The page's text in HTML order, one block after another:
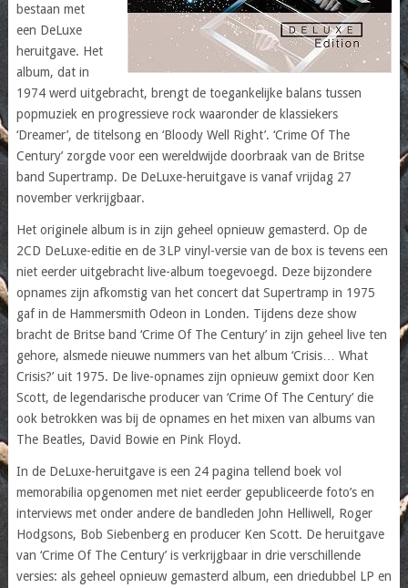
bestaan met
een DeLuxe
heruitgave. Het
album, dat in
1974 werd uitgebracht, brengt de toegankelijke balans tussen
popmuziek en progressieve rock waaronder de klassiekers
‘Dreamer’, de titelsong en ‘Bloody Well Right’. ‘Crime Of The
Century’ zorgde voor een wereldwijde doorbraak van de Britse
band Supertramp. De DeLuxe-heruitgave is vanaf vrijdag 27
november verkrijgbaar.
Het originele album is in zijn geheel opnieuw gemasterd. Op de
2CD DeLuxe-editie en de 3LP vinyl-versie van de box is tevens een
niet eerder uitgebracht live-album toegevoegd. Deze bijzondere
opnames zijn afkomstig van het concert dat Supertramp in 1975
gaf in de Hammersmith Odeon in Londen. Tijdens deze show
bracht de Britse band ‘Crime Of The Century’ in zijn geheel live ten
gehore, alsmede nieuwe nummers van het album ‘Crisis… What
Crisis?’ uit 1975. De live-opnames zijn opnieuw gemixt door Ken
Scott, de legendarische producer van ‘Crime Of The Century’ die
ook betrokken was bij de opnames en het mixen van albums van
The Beatles, David Bowie en Pink Floyd.
In de DeLuxe-heruitgave is een 24 pagina tellend boek vol
memorabilia opgenomen met niet eerder gepubliceerde foto’s en
interviews met onder andere de bandleden John Helliwell, Roger
Hodgsons, Bob Siebenberg en producer Ken Scott. De heruitgave
van ‘Crime Of The Century’ is verkrijgbaar in drie verschillende
versies: als geheel opnieuw gemasterd album, een driedubbel LP en